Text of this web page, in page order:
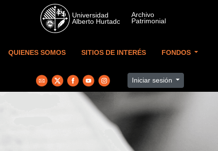
Skip to main content
QUIENES SOMOS SITIOS DE INTERÉS FONDOS
Iniciar sesión